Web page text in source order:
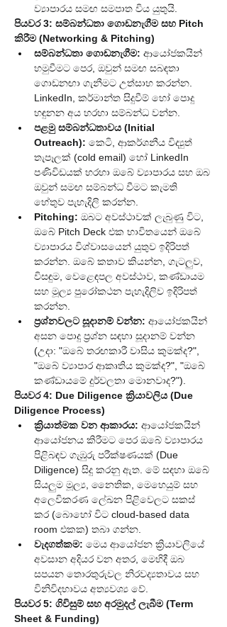
ව්‍යාපාරය සමඟ සමපාත විය යුතුයි.
පියවර 3: සම්බන්ධතා ගොඩනැගීම සහ Pitch
කිරීම (Networking & Pitching)
සම්බන්ධතා ගොඩනැගීම: ආයෝජකයින්
හමුවීමට පෙර, ඔවුන් සමඟ සබඳතා
ගොඩනඟා ගැනීමට උත්සාහ කරන්න.
LinkedIn, කර්මාන්ත සිදුවීම් හෝ පොදු
හඳුනන අය හරහා සම්බන්ධ වන්න.
පළමු සම්බන්ධතාවය (Initial
Outreach): කෙටි, ආකර්ශනීය විද්‍යුත්
තැපෑලක් (cold email) හෝ LinkedIn
පණිවිඩයක් හරහා ඔබේ ව්‍යාපාරය සහ ඔබ
ඔවුන් සමඟ සම්බන්ධ වීමට කැමති
හේතුව පැහැදිලි කරන්න.
Pitching: ඔබට අවස්ථාවක් ලැබුණු විට,
ඔබේ Pitch Deck එක භාවිතයෙන් ඔබේ
ව්‍යාපාරය විශ්වාසයෙන් යුතුව ඉදිරිපත්
කරන්න. ඔබේ කතාව කියන්න, ගැටලුව,
විසඳුම, වෙළෙඳපල අවස්ථාව, කණ්ඩායම
සහ මූල්‍ය පුරෝකථන පැහැදිලිව ඉදිරිපත්
කරන්න.
ප්‍රශ්නවලට සූදානම් වන්න: ආයෝජකයින්
අසන පොදු ප්‍රශ්න සඳහා සූදානම් වන්න
(උදා: "ඔබේ තරඟකාරී වාසිය කුමක්ද?",
"ඔබේ ව්‍යාපාර ආකෘතිය කුමක්ද?", "ඔබේ
කණ්ඩායමේ දුර්වලතා මොනවාද?").
පියවර 4: Due Diligence ක්‍රියාවලිය (Due
Diligence Process)
ක්‍රියාත්මක වන ආකාරය: ආයෝජකයින්
ආයෝජනය කිරීමට පෙර ඔබේ ව්‍යාපාරය
පිළිබඳව ගැඹුරු පරීක්ෂණයක් (Due
Diligence) සිදු කරනු ඇත. මේ සඳහා ඔබේ
සියලුම මූල්‍ය, නෛතික, මෙහෙයුම් සහ
අලෙවිකරණ ලේඛන පිළිවෙලට සකස්
කර (බොහෝ විට cloud-based data
room එකක) තබා ගන්න.
වැදගත්කම: මෙය ආයෝජන ක්‍රියාවලියේ
අවසාන අදියර වන අතර, මෙහිදී ඔබ
සපයන තොරතුරුවල නිරවද්‍යතාවය සහ
විනිවිදභාවය අත්‍යවශ්‍ය වේ.
පියවර 5: ගිවිසුම් සහ අරමුදල් ලැබීම (Term
Sheet & Funding)